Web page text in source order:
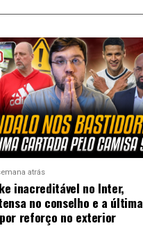
atrás
inacreditável no Inter,
no conselho e a última
reforço no exterior